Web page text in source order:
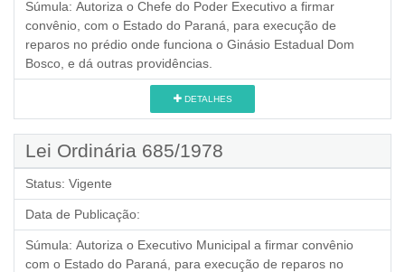
Súmula: Autoriza o Chefe do Poder Executivo a firmar
convênio, com o Estado do Paraná, para execução de
reparos no prédio onde funciona o Ginásio Estadual Dom
Bosco, e dá outras providências.
DETALHES
Lei Ordinária 685/1978
Status: Vigente
Data de Publicação:
Súmula: Autoriza o Executivo Municipal a firmar convênio
com o Estado do Paraná, para execução de reparos no